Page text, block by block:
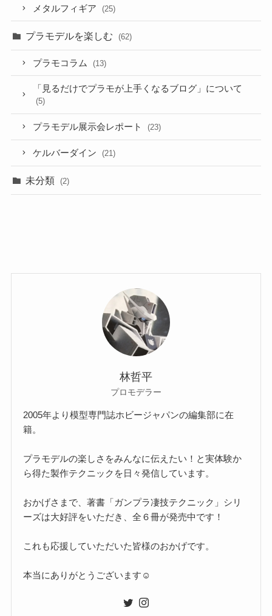
メタルフィギア (25)
プラモデルを楽しむ (62)
プラモコラム (13)
「見るだけでプラモが上手くなるブログ」について
(5)
プラモデル展示会レポート (23)
ケルバーダイン (21)
未分類 (2)
林哲平
プロモデラー
2005年より模型専門誌ホビージャパンの編集部に在
籍。
プラモデルの楽しさをみんなに伝えたい！と実体験か
ら得た製作テクニックを日々発信しています。
おかげさまで、著書「ガンプラ凄技テクニック」シリ
ーズは大好評をいただき、全６冊が発売中です！
これも応援していただいた皆様のおかげです。
本当にありがとうございます☺